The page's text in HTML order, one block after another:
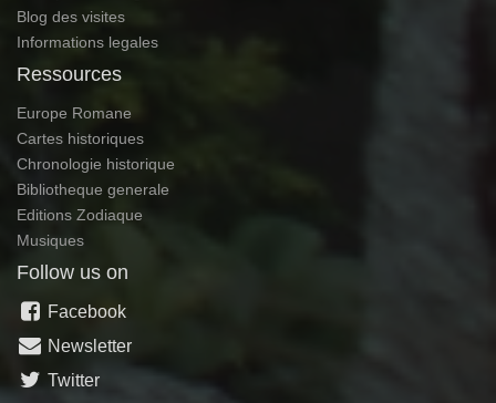
Blog des visites
Informations legales
Ressources
Europe Romane
Cartes historiques
Chronologie historique
Bibliotheque generale
Editions Zodiaque
Musiques
Follow us on
Facebook
Newsletter
Twitter